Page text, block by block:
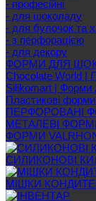
- професійні
- для шоколаду
- для булочок та
- з перфорацією
- для декору
ФОРМИ ДЛЯ
Chocolate World |
Silikomart | Форми
Пластикові
ПЕРФОРОВАНІ
МЕТАЛЕВІ
ФОРМИ
СИЛИКОНОВІ
МІШКИ